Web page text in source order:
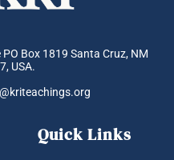
Box 1819 Santa Cruz, NM
USA.
Quick Links